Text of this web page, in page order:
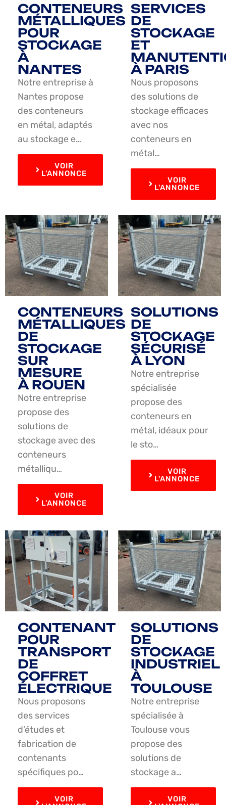
CONTENEURS
MÉTALLIQUES
POUR
STOCKAGE
À
NANTES
Notre entreprise à
Nantes propose
des conteneurs
en métal, adaptés
au stockage e…
VOIR
L'ANNONCE
SERVICES
DE
STOCKAGE
ET
À PARIS
Nous proposons
des solutions de
stockage efficaces
avec nos
conteneurs en
métal…
VOIR
L'ANNONCE
CONTENEURS
MÉTALLIQUES
DE
STOCKAGE
SUR
MESURE
À ROUEN
Notre entreprise
propose des
solutions de
stockage avec des
conteneurs
métalliqu…
VOIR
L'ANNONCE
SOLUTIONS
DE
STOCKAGE
SÉCURISÉ
À LYON
Notre entreprise
spécialisée
propose des
conteneurs en
métal, idéaux pour
le sto…
VOIR
L'ANNONCE
CONTENANT
POUR
TRANSPORT
DE
COFFRET
ÉLECTRIQUE
Nous proposons
des services
d’études et
fabrication de
contenants
spécifiques po…
VOIR
SOLUTIONS
DE
STOCKAGE
INDUSTRIEL
À
TOULOUSE
Notre entreprise
spécialisée à
Toulouse vous
propose des
solutions de
stockage a…
VOIR